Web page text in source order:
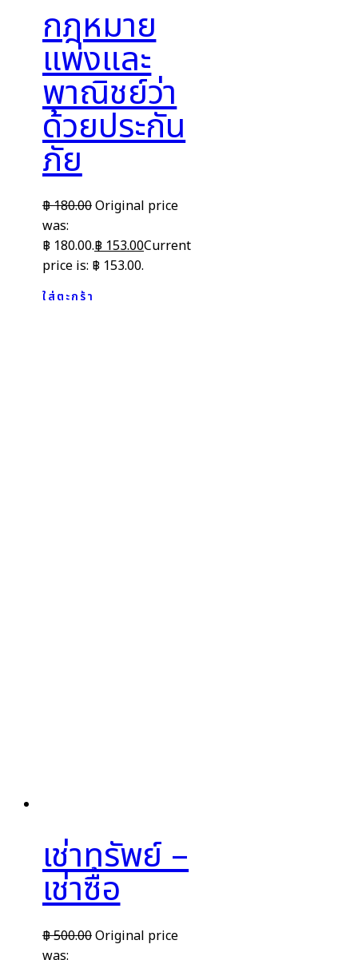
กฎหมาย
แพ่งและ
พาณิชย์ว่า
ด้วยประกัน
ภัย
฿180.00Original price
was:
฿ 180.00.฿153.00Current
price is: ฿ 153.00.
ใส่ตะกร้า
เช่าทรัพย์ –
เช่าซื้อ
฿500.00Original price
was: